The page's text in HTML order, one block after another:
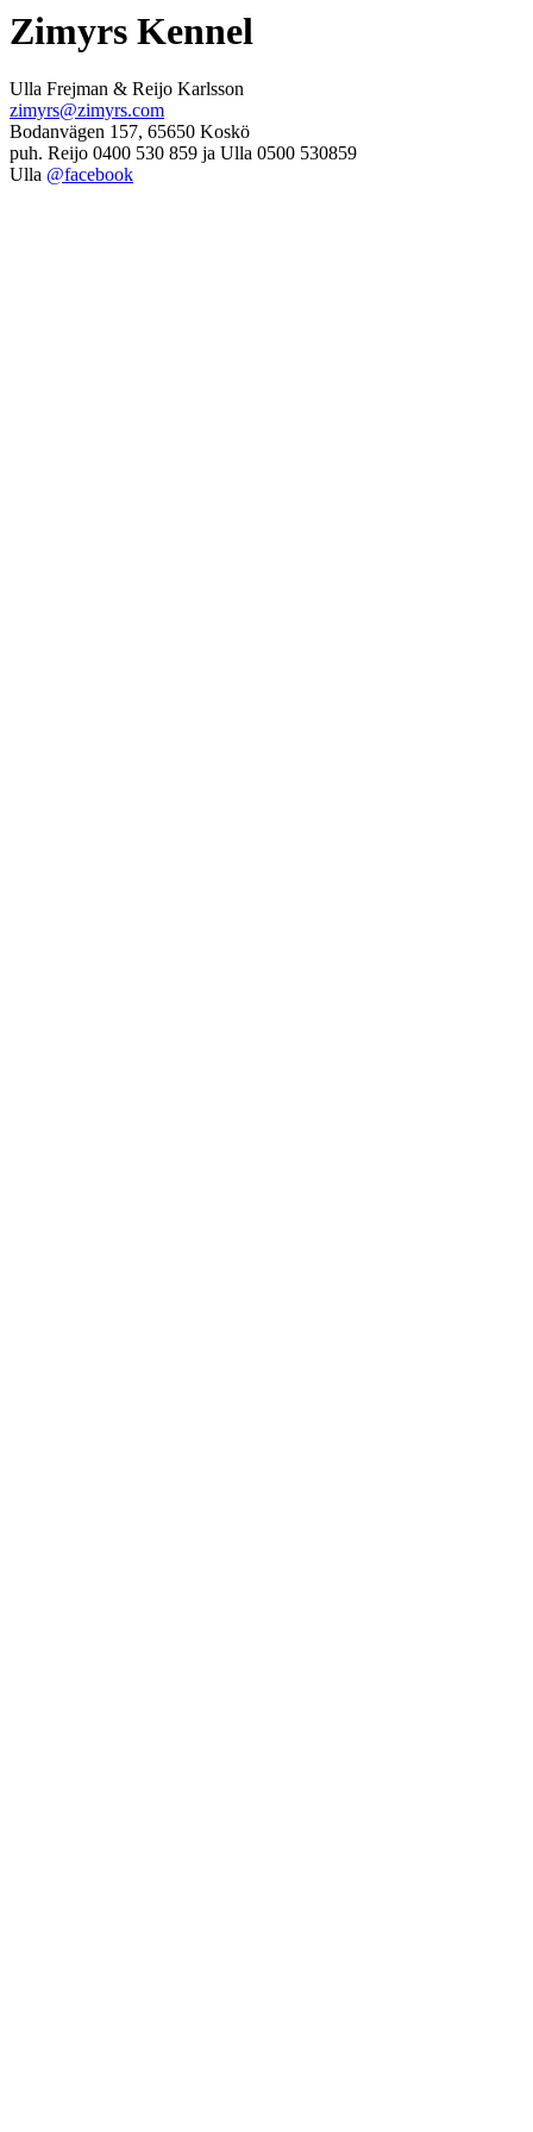
Zimyrs Kennel
Ulla Frejman & Reijo Karlsson
zimyrs@zimyrs.com
Bodanvägen 157, 65650 Koskö
puh. Reijo 0400 530 859 ja Ulla 0500 530859
Ulla @facebook